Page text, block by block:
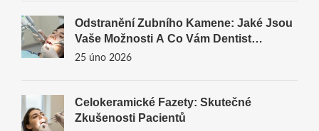
Odstranění Zubního Kamene: Jaké Jsou
Vaše Možnosti A Co Vám Dentist
Doporučí?
25 úno 2026
Celokeramické Fazety: Skutečné
Zkušenosti Pacientů